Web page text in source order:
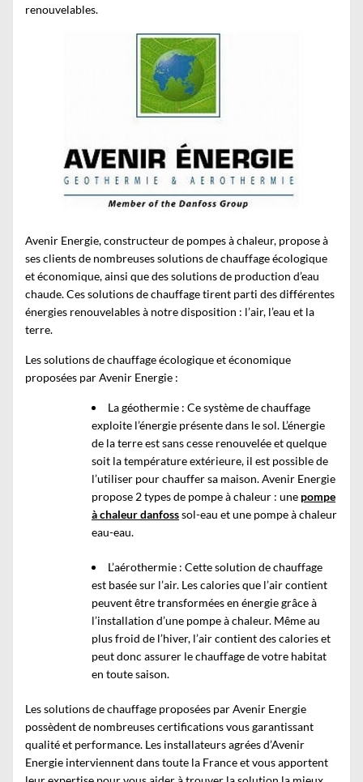
renouvelables.
Avenir Energie, constructeur de pompes à chaleur, propose à
ses clients de nombreuses solutions de chauffage écologique
et économique, ainsi que des solutions de production d’eau
chaude. Ces solutions de chauffage tirent parti des différentes
énergies renouvelables à notre disposition : l’air, l’eau et la
terre.
Les solutions de chauffage écologique et économique
proposées par Avenir Energie :
La géothermie : Ce système de chauffage
exploite l’énergie présente dans le sol. L’énergie
de la terre est sans cesse renouvelée et quelque
soit la température extérieure, il est possible de
l’utiliser pour chauffer sa maison. Avenir Energie
propose 2 types de pompe à chaleur : une pompe
à chaleur danfosssol-eau et une pompe à chaleur
eau-eau.
L’aérothermie : Cette solution de chauffage
est basée sur l’air. Les calories que l’air contient
peuvent être transformées en énergie grâce à
l’installation d’une pompe à chaleur. Même au
plus froid de l’hiver, l’air contient des calories et
peut donc assurer le chauffage de votre habitat
en toute saison.
Les solutions de chauffage proposées par Avenir Energie
possèdent de nombreuses certifications vous garantissant
qualité et performance. Les installateurs agrées d’Avenir
Energie interviennent dans toute la France et vous apportent